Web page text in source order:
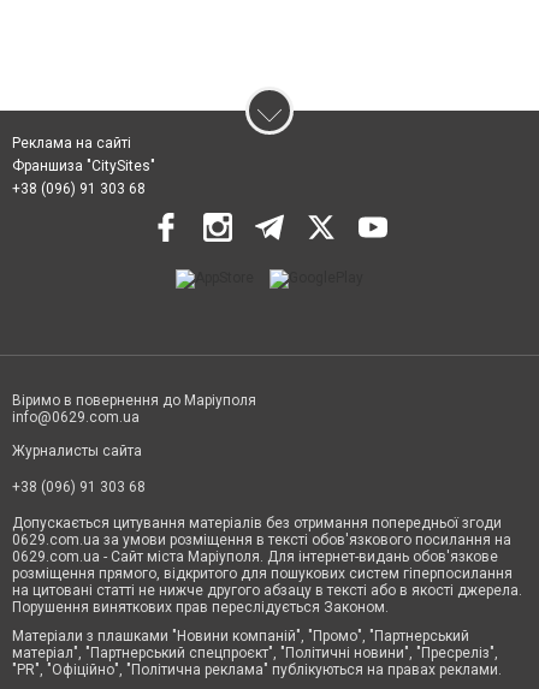
Реклама на сайті
Франшиза "CitySites"
+38 (096) 91 303 68
Віримо в повернення до Маріуполя
info@0629.com.ua
Журналисты сайта
+38 (096) 91 303 68
Допускається цитування матеріалів без отримання попередньої згоди
0629.com.ua за умови розміщення в тексті обов'язкового посилання на
0629.com.ua - Сайт міста Маріуполя. Для інтернет-видань обов'язкове
розміщення прямого, відкритого для пошукових систем гіперпосилання
на цитовані статті не нижче другого абзацу в тексті або в якості джерела.
Порушення виняткових прав переслідується Законом.
Матеріали з плашками "Новини компаній", "Промо", "Партнерський
матеріал", "Партнерський спецпроєкт", "Політичні новини", "Пресреліз",
"PR", "Офіційно", "Політична реклама" публікуються на правах реклами.